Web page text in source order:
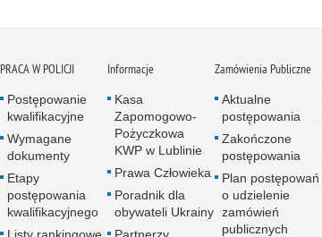
PRACA W POLICJI
Postępowanie
kwalifikacyjne
Wymagane
dokumenty
Etapy
postępowania
kwalifikacyjnego
Informacje
Kasa
Zapomogowo-
Pożyczkowa
KWP w Lublinie
Prawa Człowieka
Poradnik dla
obywateli Ukrainy
Zamówienia Publiczne
Aktualne
postępowania
Zakończone
postępowania
Plan postępowań
o udzielenie
zamówień
publicznych